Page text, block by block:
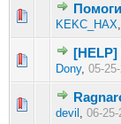
KEKC_HAX,
0
[HELP]
Dony, 05-
0
devil , 06-
0